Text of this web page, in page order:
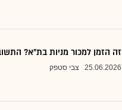
זה הזמן למכור מניות בת"א?
25.06.2026 צבי סטפק